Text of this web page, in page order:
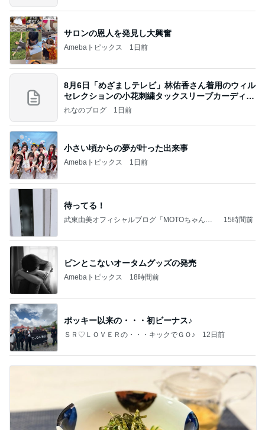
サロンの恩人を発見し大興奮
Amebaトピックス 1日前
8月6日「めざましテレビ」林佑香さん着用のウィル
セレクションの小花刺繍タックスリーブカーディガ
ン
れなのブログ 1日前
小さい頃からの夢が叶った出来事
Amebaトピックス 1日前
待ってる！
武東由美オフィシャルブログ「MOTOちゃんと
15時間前
ピンとこないオータムグッズの発売
Amebaトピックス 18時間前
ポッキー以来の・・・初ビーナス♪
ＳＲ♡ＬＯＶＥＲの・・・キックでＧＯ♪ 12日前